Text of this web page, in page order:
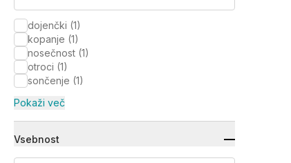
dojenčki (1)
kopanje (1)
nosečnost (1)
otroci (1)
sončenje (1)
Pokaži več
Vsebnost